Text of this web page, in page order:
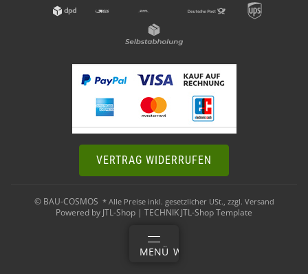
VERTRAG WIDERRUFEN
© BAU-COSMOS * Alle Preise inkl. gesetzlicher USt., zzgl. Versand
Powered by JTL-Shop | TECHNIK JTL-Shop Template
MENÜ WARENKORB